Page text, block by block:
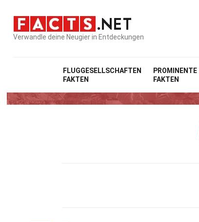
Verwandle deine Neugier in Entdeckungen
FLUGGESELLSCHAFTEN
FAKTEN
PROMINENTE
FAKTEN